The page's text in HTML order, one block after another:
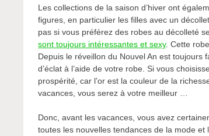
Les collections de la saison d’hiver ont
figures, en particulier les filles avec un
pas si vous préférez des robes au décolleté
sont toujours intéressantes et sexy. Cette
Depuis le réveillon du Nouvel An est
d’éclat à l’aide de votre robe. Si vous
prospérité, car l’or est la couleur de la
vacances, vous serez à votre meilleur …
Donc, avant les vacances, vous avez
toutes les nouvelles tendances de la mode